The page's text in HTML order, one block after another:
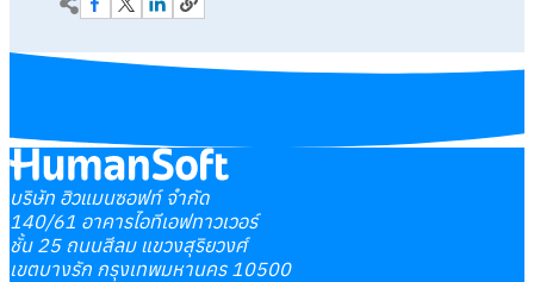
บริษัท ฮิวแมนซอฟท์ จำกัด
140/61 อาคารไอทีเอฟทาวเวอร์
ชั้น 25 ถนนสีลม แขวงสุริยวงศ์
เขตบางรัก กรุงเทพมหานคร 10500